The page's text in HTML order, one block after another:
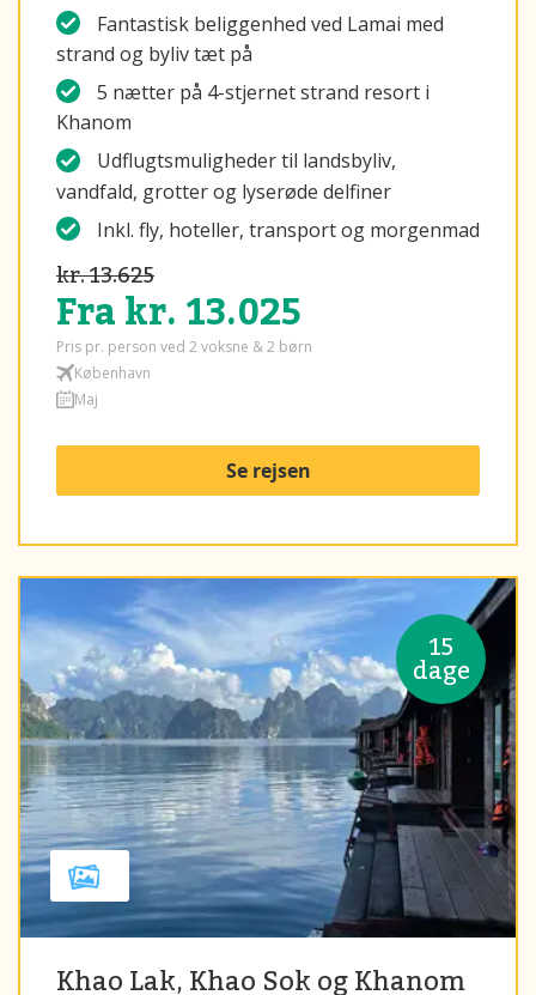
Fantastisk beliggenhed ved Lamai med
strand og byliv tæt på
5 nætter på 4-stjernet strand resort i
Khanom
Udflugtsmuligheder til landsbyliv,
vandfald, grotter og lyserøde delfiner
Inkl. fly, hoteller, transport og morgenmad
kr. 13.625
Fra kr. 13.025
Pris pr. person ved 2 voksne & 2 børn
København
Maj
Se rejsen
15
dage
Khao Lak, Khao Sok og Khanom